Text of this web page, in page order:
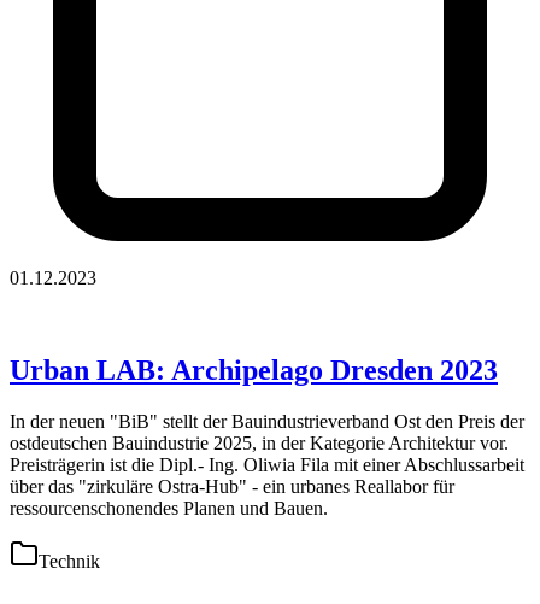
01.12.2023
Urban LAB: Archipelago Dresden 2023
In der neuen "BiB" stellt der Bauindustrieverband Ost den Preis der
ostdeutschen Bauindustrie 2025, in der Kategorie Architektur vor.
Preisträgerin ist die Dipl.- Ing. Oliwia Fila mit einer Abschlussarbeit
über das "zirkuläre Ostra-Hub" - ein urbanes Reallabor für
ressourcenschonendes Planen und Bauen.
Technik